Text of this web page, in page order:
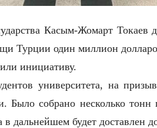
Касым-Жомарт Токаев
Турции один миллион
инициативу.
университета, на
Было собрано несколько
в дальнейшем будет доставлен